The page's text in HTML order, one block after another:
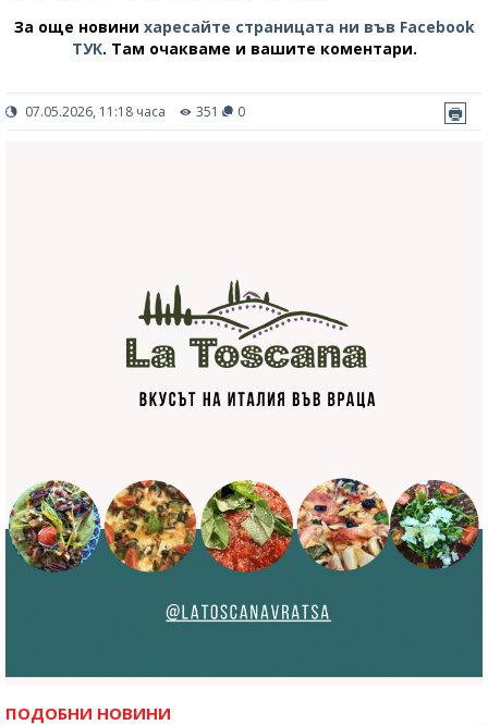
За още новини харесайте страницата ни във Facebook
ТУК. Там очакваме и вашите коментари.
07.05.2026, 11:18 часа 351 0
ПОДОБНИ НОВИНИ